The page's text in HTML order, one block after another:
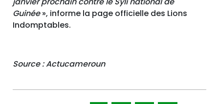
Guinée», informe la page officielle des Lions
Indomptables.
Source : Actucameroun